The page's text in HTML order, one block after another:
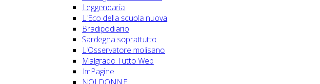
Leggendaria
L'Eco della scuola nuova
Bradipodiario
Sardegna soprattutto
L'Osservatore molisano
Malgrado Tutto Web
ImPagine